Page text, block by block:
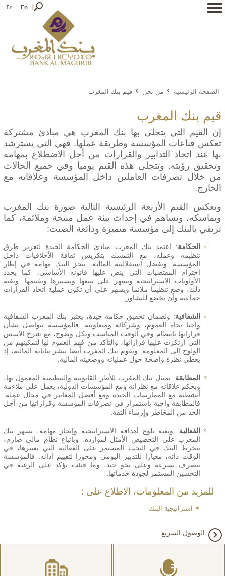
Fr En
الصفحة الرئيسية من نحن قيم بنك المغرب
قيم بنك المغرب
إن القيم التي يتحلى بها بنك المغرب هي مبادئ مشتركة
تعكس قناعات المؤسسة وطريقة عملها. فهي التي يسترشد
بها عند اتخاذ التدابير والقرارات من أجل الاضطلاع بمهامه
وتحقيق رؤيته. وتتجلى هذه القيم يوميا وفي جميع الحالات
من خلال تصرفات العاملين داخل المؤسسة وعلاقاته مع
الخارج.
وتعكس القيم الأربعة الرئيسية التالية صورة بنك المغرب
وتماسكه، وتساهم في إحداث بيئة عمل منتجة وملائمة، كما
ترتقي بالبنك إلى مؤسسة متميزة وذائعة الصيت:
الحكامة: اعتمد بنك المغرب مبادئ الحكامة الجيدة لتعزيز طرق
تنظيمه وعمله، مع التمسك بتكريس ثقافة الأخلاقيات داخل
المؤسسة. وبفضل استقلاليته المالية، ينجز البنك مهامه في إطار
احترام المقتضيات التي ينص عليها قانونه الأساسي، كما يحدد
الأولويات الاستراتيجية ويسهر على تتبعها وتسييرها وتقييمها. وبغية
ذلك، وضع تنظيما ملائما ويسهر على أن تكون عملية اتخاذ القرارات
جماعية وأن تخضع للتشاور.
الشفافية: ولضمان تحقيق حكامة جيدة، يعتبر بنك المغرب الشفافية
واجبا تجاه العموم، وشركائه ومتعاونيه. فالمؤسسة تتواصل بشأن
قراراتها بانتظام وفي الوقت المناسب وبكل وضوح، مع شرح الأسس
التي ارتكزت عليها قراراتها، والتأكد من فهم العموم لها لتمكينهم من
الولوج إلى المعلومة. ويقوم بنك المغرب أيضا بنشر بياناته المالية، إذ
يعطي نظرة واضحة حول عملياته ووضعيته المالية.
المطابقة: يمتثل بنك المغرب للأطر القانونية والتنظيمية المعمول بها،
وبحكم علاقاته مع نظرائه ومع المؤسسات الدولية، يعمل على ملاءمة
أنشطته مع الممارسات الجيدة ومع أفضل المعايير في مجال عمله.
فالمطابقة واجبة باستمرار في تصرفات المؤسسة وقراراتها من أجل
الحد من المخاطر وإرساء الثقة.
الفعالية: وبغية بلوغ أهدافه الاستراتيجية وإنجاز مهامه، يسهر بنك
المغرب على التخصيص الأمثل لموارده. وباتباع نظام مالي صارم،
ينخرط البنك في البحث المستمر على الفعالية التي يعتبرها، في
الوقت ذاته، معيارا للتدبير اليومي ومحورا لتقييم أدائه. فالمؤسسة
تتصرف بسرعة وعلى نحو جيد، وما فتئت تؤكد على الرغبة في
التحسين المستمر لجودة خدماتها.
للمزيد من المعلومات، الاطلاع على :
استراتيجية البنك
الوصول السريع